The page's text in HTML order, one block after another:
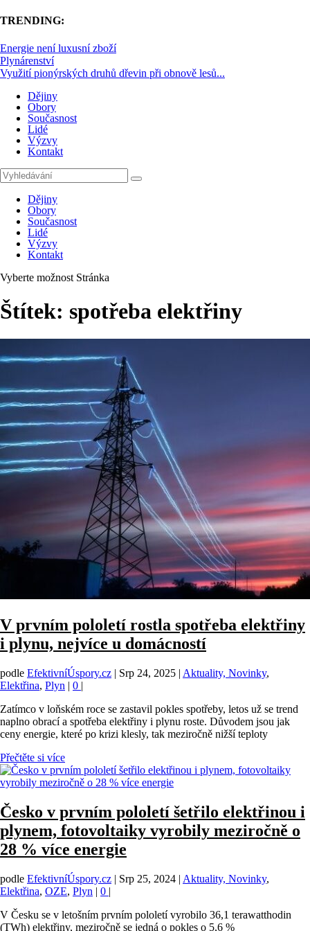
TRENDING:
Energie není luxusní zboží
Plynárenství
Využití pionýrských druhů dřevin při obnově lesů...
Dějiny
Obory
Současnost
Lidé
Výzvy
Kontakt
Dějiny
Obory
Současnost
Lidé
Výzvy
Kontakt
Vyberte možnost Stránka
Štítek: spotřeba elektřiny
V prvním pololetí rostla spotřeba elektřiny
i plynu, nejvíce u domácností
podle EfektivníÚspory.cz | Srp 24, 2025 | Aktuality, Novinky,
Elektřina, Plyn | 0 |
Zatímco v loňském roce se zastavil pokles spotřeby, letos už se trend
naplno obrací a spotřeba elektřiny i plynu roste. Důvodem jsou jak
ceny energie, které po krizi klesly, tak meziročně nižší teploty
Přečtěte si více
Česko v prvním pololetí šetřilo elektřinou i
plynem, fotovoltaiky vyrobily meziročně o
28 % více energie
podle EfektivníÚspory.cz | Srp 25, 2024 | Aktuality, Novinky,
Elektřina, OZE, Plyn | 0 |
V Česku se v letošním prvním pololetí vyrobilo 36,1 terawatthodin
(TWh) elektřiny, meziročně se jedná o pokles o 5,6 %